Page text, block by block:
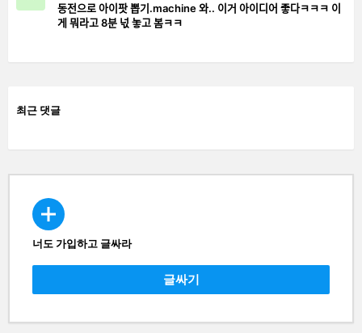
동전으로 아이팟 뽑기.machine 와.. 이거 아이디어 좋다ㅋㅋㅋ 이
게 뭐라고 8분 넋 놓고 봄ㅋㅋ
최근 댓글
CREATE
너도 가입하고 글싸라
글싸기